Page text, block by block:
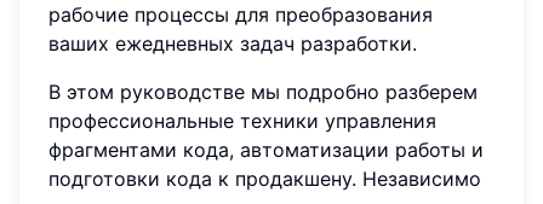
рабочие процессы для преобразования
ваших ежедневных задач разработки.
В этом руководстве мы подробно разберем
профессиональные техники управления
фрагментами кода, автоматизации работы и
подготовки кода к продакшену. Независимо